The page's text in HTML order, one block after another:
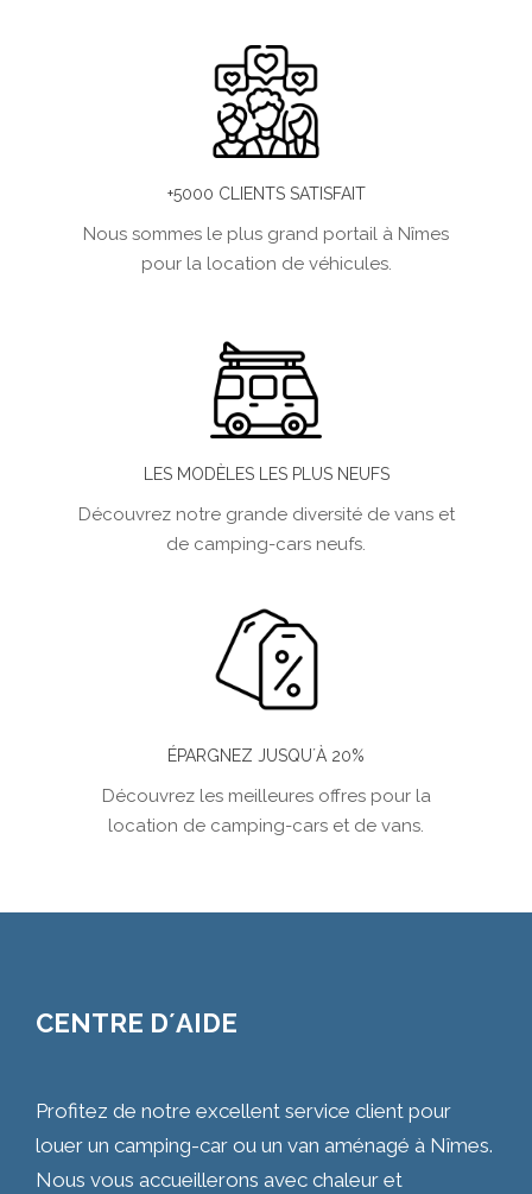
+5000 CLIENTS SATISFAIT
Nous sommes le plus grand portail à Nîmes
pour la location de véhicules.
LES MODÈLES LES PLUS NEUFS
Découvrez notre grande diversité de vans et
de camping-cars neufs.
ÉPARGNEZ JUSQU´À 20%
Découvrez les meilleures offres pour la
location de camping-cars et de vans.
CENTRE D´AIDE
Profitez de notre excellent service client pour
louer un camping-car ou un van aménagé à Nîmes.
Nous vous accueillerons avec chaleur et